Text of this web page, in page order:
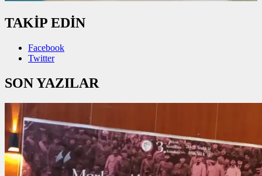
TAKİP EDİN
Facebook
Twitter
SON YAZILAR